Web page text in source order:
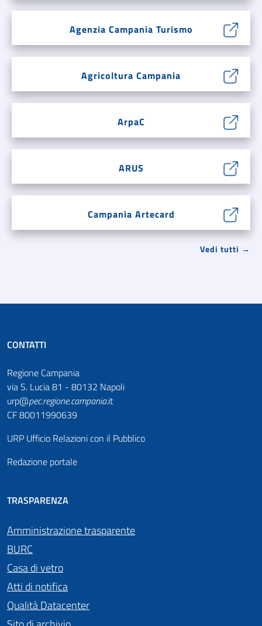
Agenzia Campania Turismo
Agricoltura Campania
ArpaC
ARUS
Campania Artecard
Vedi tutti →
CONTATTI
Regione Campania
via S. Lucia 81 - 80132 Napoli
urp@pec.regione.campania.it
CF 80011990639
URP Ufficio Relazioni con il Pubblico
Redazione portale
TRASPARENZA
Amministrazione trasparente
BURC
Casa di vetro
Atti di notifica
Qualità Datacenter